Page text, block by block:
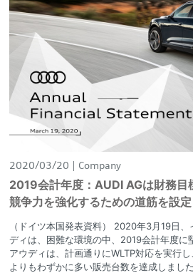
2020/03/20 Company
2019会計年度：AUDI AGは財務目
競争力を強化するための道筋を設定
（ドイツ本国発表資料） 2020年3月19日
ディは、困難な環境の中、2019会計年度に
アウディは、計画通りにWLTP対応を実行
よりもわずかに多い販売台数を達成しまし